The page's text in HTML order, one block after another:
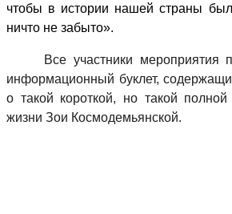
чтобы в истории нашей страны
ничто не забыто».
Все участники мероприятия
информационный буклет,
о такой короткой, но такой
жизни Зои Космодемьянской.